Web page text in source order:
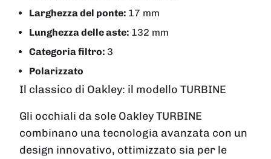
Larghezza del ponte: 17 mm
Lunghezza delle aste: 132 mm
Categoria filtro: 3
Polarizzato
Il classico di Oakley: il modello TURBINE
Gli occhiali da sole Oakley TURBINE
combinano una tecnologia avanzata con un
design innovativo, ottimizzato sia per le